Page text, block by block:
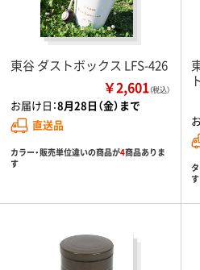
東谷 ダストボックス LFS-426
￥2,601（税込）
お届け日：8月28日（金）まで
直送品
カラー・販売単位違いの商品が4商品ありま
す
す